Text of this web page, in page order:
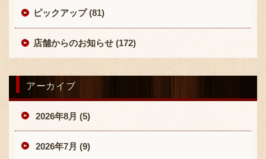
〒869-1107 熊本県菊池郡菊陽町辛川448
TEL :096-349-2222
FAX :096-349-2288
ピックアップ (81)
店舗からのお知らせ (172)
アーカイブ
2026年8月 (5)
2026年7月 (9)